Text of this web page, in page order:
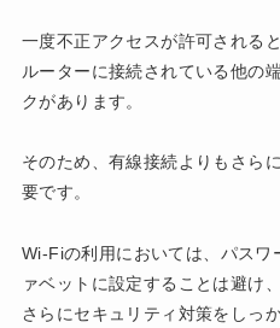
一度不正アクセスが許可される
ルーターに接続されている他の
クがあります。
そのため、有線接続よりもさら
要です。
Wi-Fiの利用においては、パスワ
ァベットに設定することは避け
さらにセキュリティ対策をしっ